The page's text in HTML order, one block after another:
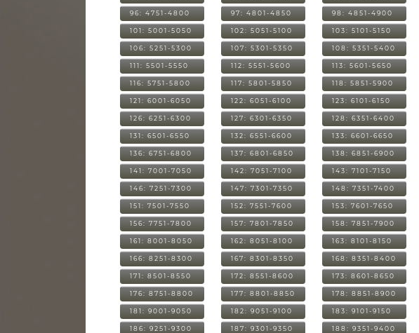
96: 4751-4800 97: 4801-4850 98: 4851-4900
101: 5001-5050 102: 5051-5100 103: 5101-5150
106: 5251-5300 107: 5301-5350 108: 5351-5400
111: 5501-5550 112: 5551-5600 113: 5601-5650
116: 5751-5800 117: 5801-5850 118: 5851-5900
121: 6001-6050 122: 6051-6100 123: 6101-6150
126: 6251-6300 127: 6301-6350 128: 6351-6400
131: 6501-6550 132: 6551-6600 133: 6601-6650
136: 6751-6800 137: 6801-6850 138: 6851-6900
141: 7001-7050 142: 7051-7100 143: 7101-7150
146: 7251-7300 147: 7301-7350 148: 7351-7400
151: 7501-7550 152: 7551-7600 153: 7601-7650
156: 7751-7800 157: 7801-7850 158: 7851-7900
161: 8001-8050 162: 8051-8100 163: 8101-8150
166: 8251-8300 167: 8301-8350 168: 8351-8400
171: 8501-8550 172: 8551-8600 173: 8601-8650
176: 8751-8800 177: 8801-8850 178: 8851-8900
181: 9001-9050 182: 9051-9100 183: 9101-9150
186: 9251-9300 187: 9301-9350 188: 9351-9400